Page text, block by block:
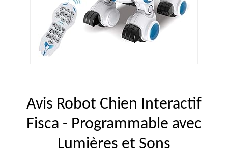
Avis Robot Chien Interactif
Fisca - Programmable avec
Lumières et Sons